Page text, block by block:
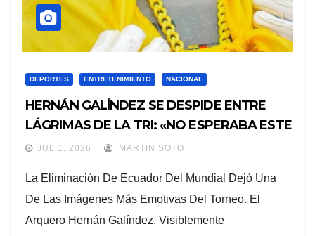
DEPORTES ENTRETENIMIENTO NACIONAL
HERNÁN GALÍNDEZ SE DESPIDE ENTRE
LÁGRIMAS DE LA TRI: «NO ESPERABA ESTE
FINAL»
JUL 1, 2026 MARTIN SOTO
La Eliminación De Ecuador Del Mundial Dejó Una
De Las Imágenes Más Emotivas Del Torneo. El
Arquero Hernán Galíndez, Visiblemente